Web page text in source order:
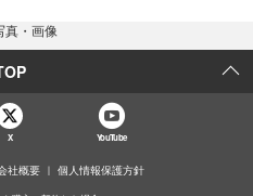
真・画像
X YouTube
社概要 個人情報保護方針